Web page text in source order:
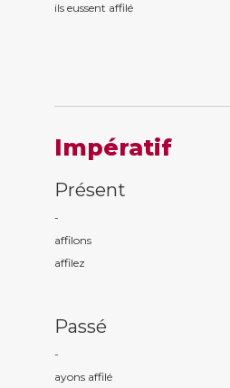
ils eussent affilé
Impératif
Présent
-
affilons
affilez
Passé
-
ayons affilé